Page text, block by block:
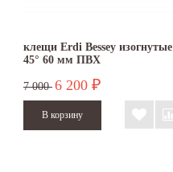
клещи Erdi Bessey изогнутые
45° 60 мм ПВХ
7 000 6 200 ₽